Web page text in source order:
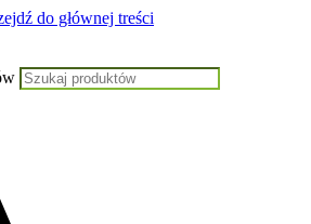
do głównej treści